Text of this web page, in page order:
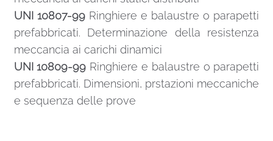
UNI 10807-99Ringhiere e balaustre o parapetti
prefabbricati. Determinazione della resistenza
meccancia ai carichi dinamici
UNI 10809-99 Ringhiere e balaustre o parapetti
prefabbricati. Dimensioni, prstazioni meccaniche
e sequenza delle prove